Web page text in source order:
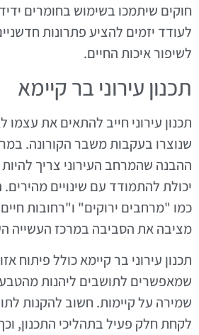
חוקים שיתמכו בשימוש בחומרים
לעודד יזמים להציע פתרונות
לשיפור איכות החיים.
תכנון עירוני בר קיימא
תכנון עירוני חייב להתאים את
שנוצרו בעקבות משבר הקורונה.
ההבנה שהמרחב העירוני צריך
יכולת להתמודד עם שינויים
כמו "מרחבים ירוקים" ו"רחובות
מציבה את הסביבה במרכז העשייה
תכנון עירוני בר קיימא כולל פיתוח
שמאפשרים לתושבים ליהנות
שמירה על קיימות. חשוב להקנות
לקחת חלק פעיל בתהליכי התכנון,